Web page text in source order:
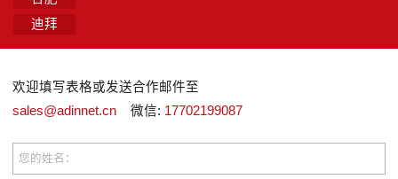
迪拜
欢迎填写表格或发送合作邮件至
sales@adinnet.cn 微信: 17702199087
您的姓名：